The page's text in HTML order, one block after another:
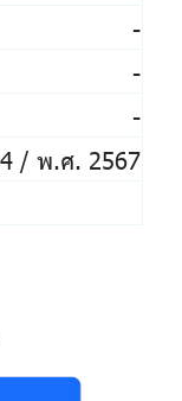
-
-
-
/ พ.ศ. 2567